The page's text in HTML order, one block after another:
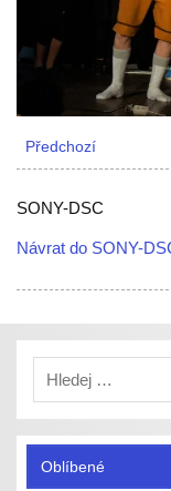
Předchozí
SONY-DSC
Návrat do SONY-
Oblíbené